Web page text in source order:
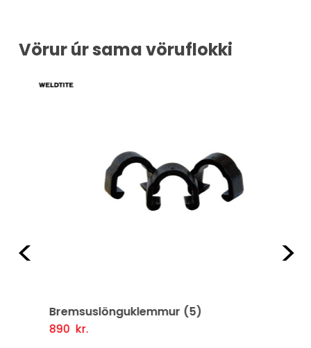
Vörur úr sama vöruflokki
Bremsuslönguklemmur (5)
890kr.
Setja Í Körfu